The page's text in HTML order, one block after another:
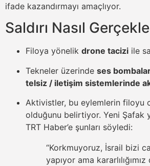
ifade kazandırmayı amaçlıyor.
Saldırı Nasıl
Filoya yönelik drone tacizi ile
Tekneler üzerinde ses
telsiz / iletişim sistemlerinde
Aktivistler, bu eylemlerin filoyu
olduğunu belirtiyor. Yeni Şafak
TRT Haber’e şunları söyledi:
“Korkmuyoruz, İsrail bizi
yapıyor ama